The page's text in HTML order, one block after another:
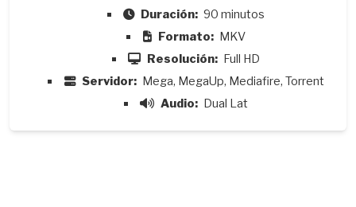
Duración: 90 minutos
Formato: MKV
Resolución: Full HD
Servidor: Mega, MegaUp, Mediafire, Torrent
Audio: Dual Lat